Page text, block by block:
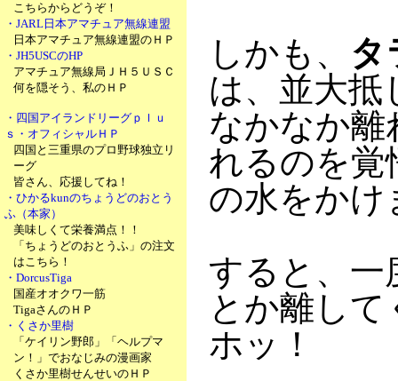
こちらからどうぞ！
・JARL日本アマチュア無線連盟
日本アマチュア無線連盟のＨＰ
・JH5USCのHP
アマチュア無線局ＪＨ５ＵＳＣ
何を隠そう、私のＨＰ
・四国アイランドリーグｐｌｕ
ｓ・オフィシャルＨＰ
四国と三重県のプロ野球独立リ
ーグ
皆さん、応援してね！
・ひかるkunのちょうどのおとう
ふ（本家）
美味しくて栄養満点！！
「ちょうどのおとうふ」の注文
はこちら！
・DorcusTiga
国産オオクワ一筋
TigaさんのＨＰ
・くさか里樹
「ケイリン野郎」「ヘルプマ
ン！」でおなじみの漫画家
くさか里樹せんせいのＨＰ
しかも、 タ
は、並大
なかなか離
れるのを覚
の水をかけ
すると、一
とか離し
ホッ！